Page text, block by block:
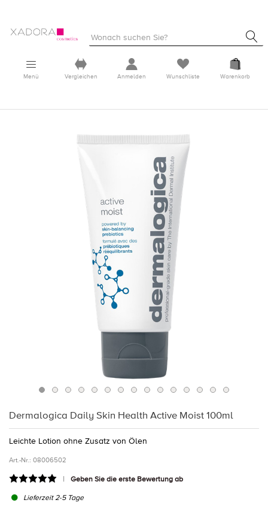
Menü Vergleichen Anmelden Wunschliste Warenkorb
Dermalogica Daily Skin Health Active Moist 100ml
Leichte Lotion ohne Zusatz von Ölen
Art.-Nr.: 08006502
Geben Sie die erste Bewertung ab
Lieferzeit 2-5 Tage